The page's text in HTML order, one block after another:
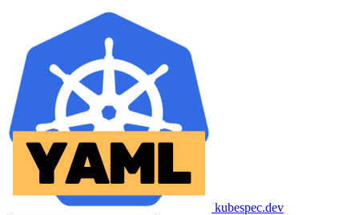
kubespec.dev